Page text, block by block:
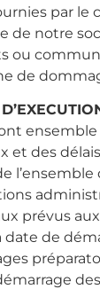
par le
de notre
ou
de
ensemble
et des
prévus
date de